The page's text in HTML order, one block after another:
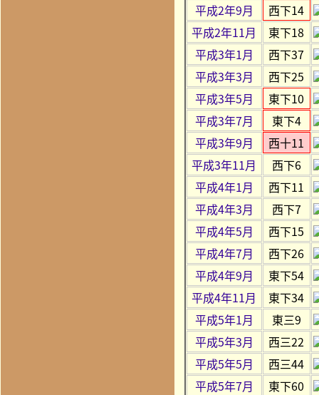
平成2年9月
西下14
平成2年11月
東下18
平成3年1月
西下37
平成3年3月
西下25
平成3年5月
東下10
平成3年7月
東下4
平成3年9月
西十11
平成3年11月
西下6
平成4年1月
西下11
平成4年3月
西下7
平成4年5月
西下15
平成4年7月
西下26
平成4年9月
東下54
平成4年11月
東下34
平成5年1月
東三9
平成5年3月
西三22
平成5年5月
西三44
平成5年7月
東下60